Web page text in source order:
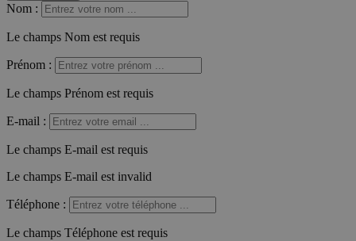
Nom :
Le champs Nom est requis
Prénom :
Le champs Prénom est requis
E-mail :
Le champs E-mail est requis
Le champs E-mail est invalid
Téléphone :
Le champs Téléphone est requis